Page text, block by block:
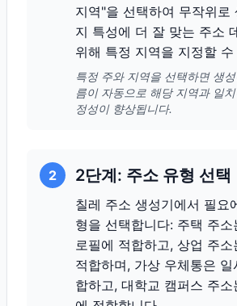
지역"을 선택하여 무작위로
지 특성에 더 잘 맞는 주소
위해 특정 지역을 지정할 수
특정 주와 지역을 선택하면 생
름이 자동으로 해당 지역과 일
정성이 향상됩니다.
2 2단계: 주소 유형 선택
칠레 주소 생성기에서 필요
형을 선택합니다: 주택 주
로필에 적합하고, 상업 주소
적합하며, 가상 우체통은 일
합하고, 대학교 캠퍼스 주소